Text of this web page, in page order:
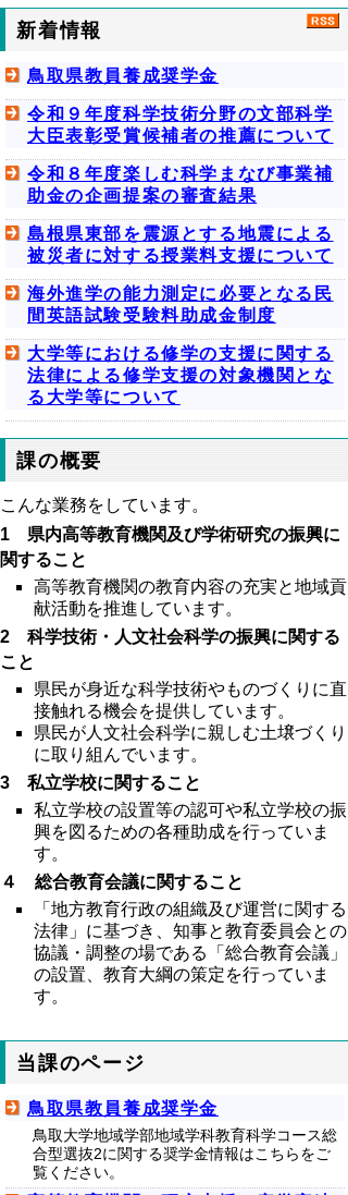
新着情報
鳥取県教員養成奨学金
令和９年度科学技術分野の文部科学
大臣表彰受賞候補者の推薦について
令和８年度楽しむ科学まなび事業補
助金の企画提案の審査結果
島根県東部を震源とする地震による
被災者に対する授業料支援について
海外進学の能力測定に必要となる民
間英語試験受験料助成金制度
大学等における修学の支援に関する
法律による修学支援の対象機関とな
る大学等について
課の概要
こんな業務をしています。
1 県内高等教育機関及び学術研究の振興に
関すること
高等教育機関の教育内容の充実と地域貢
献活動を推進しています。
2 科学技術・人文社会科学の振興に関する
こと
県民が身近な科学技術やものづくりに直
接触れる機会を提供しています。
県民が人文社会科学に親しむ土壌づくり
に取り組んでいます。
3 私立学校に関すること
私立学校の設置等の認可や私立学校の振
興を図るための各種助成を行っていま
す。
４ 総合教育会議に関すること
「地方教育行政の組織及び運営に関する
法律」に基づき、知事と教育委員会との
協議・調整の場である「総合教育会議」
の設置、教育大綱の策定を行っていま
す。
当課のページ
鳥取県教員養成奨学金
鳥取大学地域学部地域学科教育科学コース総
合型選抜2に関する奨学金情報はこちらをご
覧ください。